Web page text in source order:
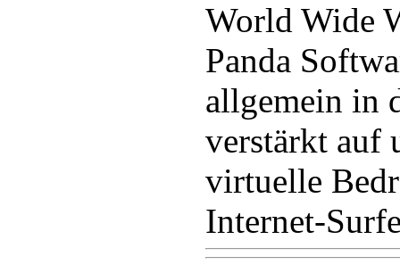
World Wide
Panda
allgemein in
verstärkt auf
virtuelle
Internet-